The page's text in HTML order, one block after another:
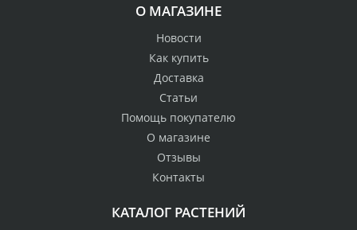
О МАГАЗИНЕ
Новости
Как купить
Доставка
Статьи
Помощь покупателю
О магазине
Отзывы
Контакты
КАТАЛОГ РАСТЕНИЙ